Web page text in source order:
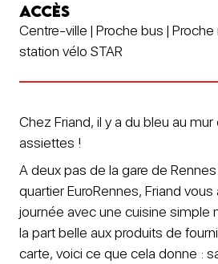
ACCÈS
Centre-ville | Proche bus |
station vélo STAR
Chez Friand, il y a du bleu au
assiettes !
A deux pas de la gare de
quartier EuroRennes, Friand
journée avec une cuisine simple
la part belle aux produits de
carte, voici ce que cela donne :